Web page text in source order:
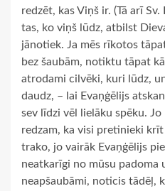
redzēt, kas Viņš ir. (Tā arī
tas, ko viņš lūdz, atbilst
jānotiek. Ja mēs rīkotos
bez šaubām, notiktu tāpat
atrodami cilvēki, kuri lūdz,
daudz, – lai Evaņģēlijs
sev līdzi vēl lielāku spēku.
redzam, ka visi pretinieki
trako, jo vairāk Evaņģēlijs
neatkarīgi no mūsu padoma
neapšaubāmi, noticis tādēļ,